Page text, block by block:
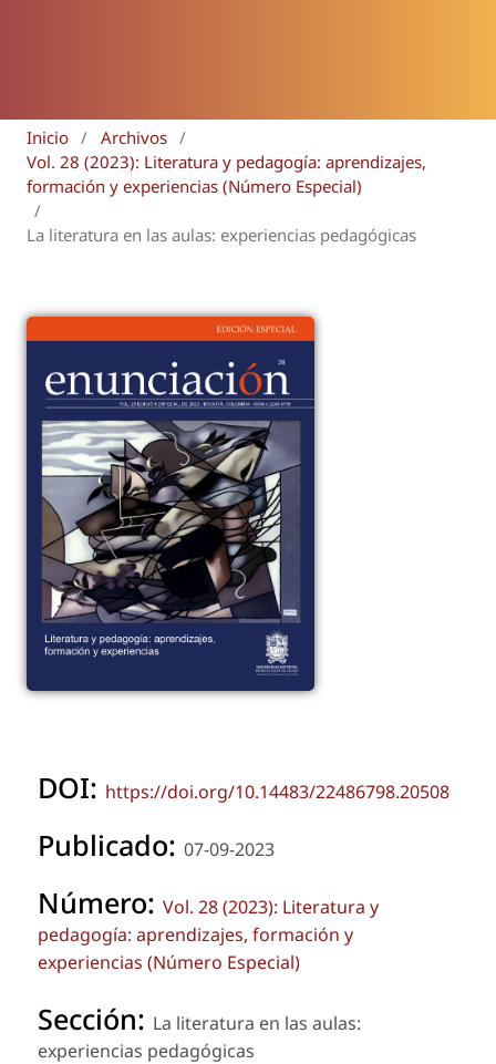
Inicio / Archivos /
Vol. 28 (2023): Literatura y pedagogía: aprendizajes,
formación y experiencias (Número Especial)
/
La literatura en las aulas: experiencias pedagógicas
DOI: https://doi.org/10.14483/22486798.20508
Publicado: 07-09-2023
Número: Vol. 28 (2023): Literatura y
pedagogía: aprendizajes, formación y
experiencias (Número Especial)
Sección: La literatura en las aulas:
experiencias pedagógicas